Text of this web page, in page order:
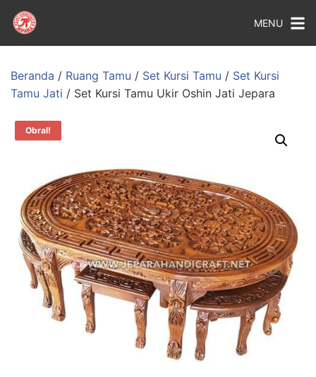
MENU
Beranda / Ruang Tamu / Set Kursi Tamu / Set Kursi
Tamu Jati / Set Kursi Tamu Ukir Oshin Jati Jepara
Obral!